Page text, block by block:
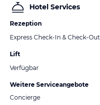
Hotel Services
Rezeption
Express Check-In & Check-Out
Lift
Verfügbar
Weitere Serviceangebote
Concierge